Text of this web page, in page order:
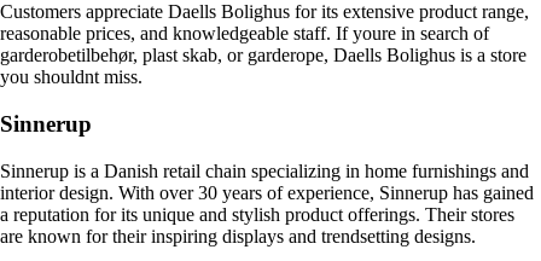
Customers appreciate Daells Bolighus for its extensive product range,
reasonable prices, and knowledgeable staff. If youre in search of
garderobetilbehør, plast skab, or garderope, Daells Bolighus is a store
you shouldnt miss.
Sinnerup
Sinnerup is a Danish retail chain specializing in home furnishings and
interior design. With over 30 years of experience, Sinnerup has gained
a reputation for its unique and stylish product offerings. Their stores
are known for their inspiring displays and trendsetting designs.